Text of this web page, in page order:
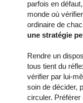
parfois en
monde où
ordinaire de
une stratégie
Rendre un
tous tient du
vérifier par lui-
soin de décider,
circuler.